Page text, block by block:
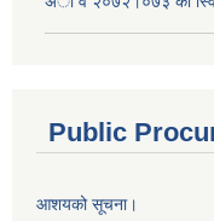
Public
आशयको सूचना।